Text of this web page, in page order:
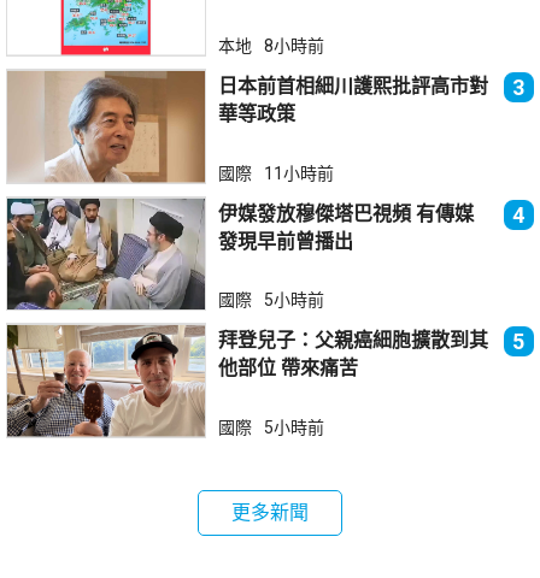
本地 8小時前
日本前首相細川護熙批評高市對
華等政策
3
國際 11小時前
伊媒發放穆傑塔巴視頻 有傳媒
發現早前曾播出
4
國際 5小時前
拜登兒子：父親癌細胞擴散到其
他部位 帶來痛苦
5
國際 5小時前
更多新聞